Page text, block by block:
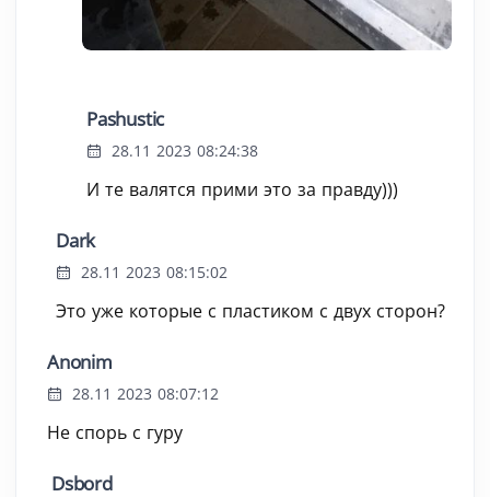
Pashustic
28.11 2023 08:24:38
И те валятся прими это за правду)))
Dark
28.11 2023 08:15:02
Это уже которые с пластиком с двух сторон?
Anonim
28.11 2023 08:07:12
Не спорь с гуру
Dsbord